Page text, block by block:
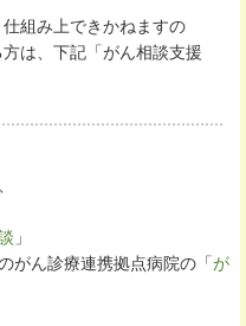
組み上できかねますの
は、下記「がん相談支援
」
がん診療連携拠点病院の「が